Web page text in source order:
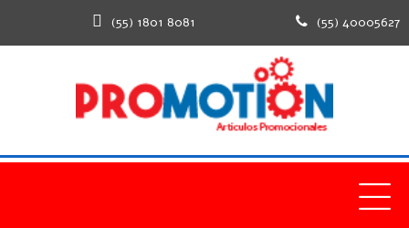
(55) 1801 8081 (55) 40005627